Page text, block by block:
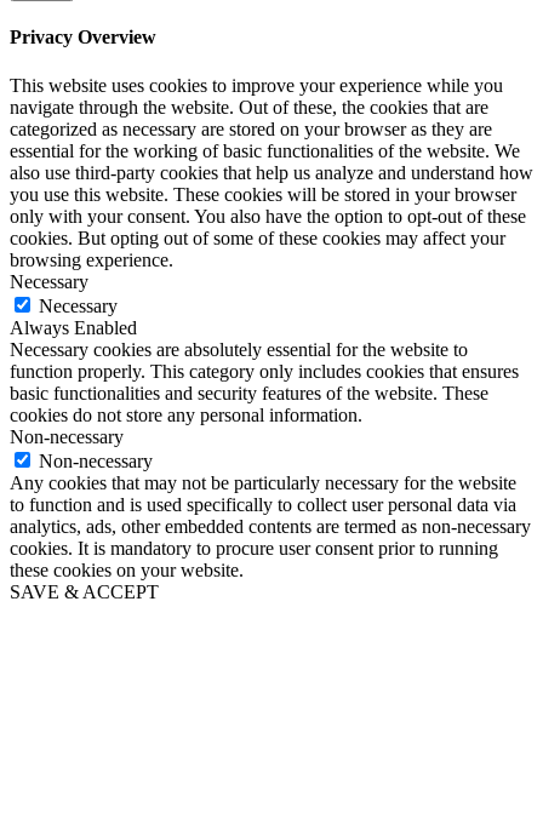
Privacy Overview
This website uses cookies to improve your experience while you
navigate through the website. Out of these, the cookies that are
categorized as necessary are stored on your browser as they are
essential for the working of basic functionalities of the website. We
also use third-party cookies that help us analyze and understand how
you use this website. These cookies will be stored in your browser
only with your consent. You also have the option to opt-out of these
cookies. But opting out of some of these cookies may affect your
browsing experience.
Necessary
Necessary
Always Enabled
Necessary cookies are absolutely essential for the website to
function properly. This category only includes cookies that ensures
basic functionalities and security features of the website. These
cookies do not store any personal information.
Non-necessary
Non-necessary
Any cookies that may not be particularly necessary for the website
to function and is used specifically to collect user personal data via
analytics, ads, other embedded contents are termed as non-necessary
cookies. It is mandatory to procure user consent prior to running
these cookies on your website.
SAVE & ACCEPT